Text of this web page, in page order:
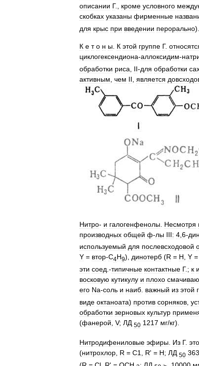
описании Г., кроме условного
скобках указаны фирменные
для крыс при введении перорально).
К е т о н ы К этой группе Г.
циклогексендиона-аллоксидим-
обработки риса II-для обработки
активным чем II является
Нитро- и галогенфенолы Несмотря
производных общей ф-лы III: 4 6-
используемый для послевсходовой
Y = втор-C4H9), динотерб (R = Н, Y =
эти соед .-типичные контактные Г.; к
восковую кутикулу и плохо
его Na-соль и наиб важный из этой
виде октаноата) против сорняков
обработки зерновых культур
(фанерой V; ЛД 50 1217 мг/кг).
Нитродифениловые эфиры Из Г.
(нитрохлор R = С1 R' = H; ЛД 50